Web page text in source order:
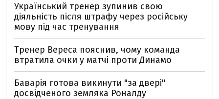
Український тренер зупинив свою
діяльність після штрафу через російську
мову під час тренування
Тренер Вереса пояснив, чому команда
втратила очки у матчі проти Динамо
Баварія готова викинути "за двері"
досвідченого земляка Роналду